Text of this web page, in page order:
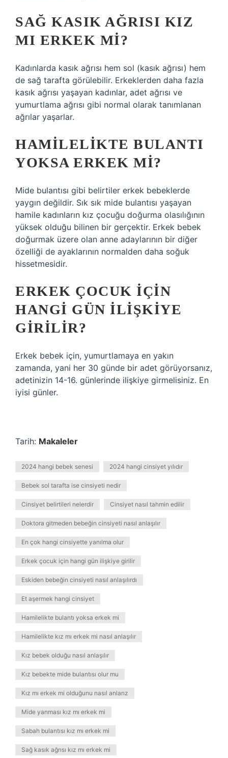
SAĞ KASIK AĞRISI KIZ
MI ERKEK MI?
Kadınlarda kasık ağrısı hem sol (kasık ağrısı) hem
de sağ tarafta görülebilir. Erkeklerden daha fazla
kasık ağrısı yaşayan kadınlar, adet ağrısı ve
yumurtlama ağrısı gibi normal olarak tanımlanan
ağrılar yaşarlar.
HAMILELIKTE BULANTI
YOKSA ERKEK MI?
Mide bulantısı gibi belirtiler erkek bebeklerde
yaygın değildir. Sık sık mide bulantısı yaşayan
hamile kadınların kız çocuğu doğurma olasılığının
yüksek olduğu bilinen bir gerçektir. Erkek bebek
doğurmak üzere olan anne adaylarının bir diğer
özelliği de ayaklarının normalden daha soğuk
hissetmesidir.
ERKEK ÇOCUK IÇIN
HANGI GÜN ILIŞKIYE
GIRILIR?
Erkek bebek için, yumurtlamaya en yakın
zamanda, yani her 30 günde bir adet görüyorsanız,
adetinizin 14-16. günlerinde ilişkiye girmelisiniz. En
iyisi günler.
Tarih: Makaleler
2024 hangi bebek senesi 2024 hangi cinsiyet yılıdır
Bebek sol tarafta ise cinsiyeti nedir
Cinsiyet belirtileri nelerdir Cinsiyet nasıl tahmin edilir
Doktora gitmeden bebeğin cinsiyeti nasıl anlaşılır
En çok hangi cinsiyette yanılma olur
Erkek çocuk için hangi gün ilişkiye girilir
Eskiden bebeğin cinsiyeti nasıl anlaşılırdı
Et aşermek hangi cinsiyet
Hamilelikte bulantı yoksa erkek mi
Hamilelikte kız mı erkek mi nasıl anlaşılır
Kız bebek olduğu nasıl anlaşılır
Kız bebekte mide bulantısı olur mu
Kız mı erkek mi olduğunu nasıl anlarız
Mide yanması kız mı erkek mi
Sabah bulantısı kız mı erkek mi
Sağ kasık ağrısı kız mı erkek mi